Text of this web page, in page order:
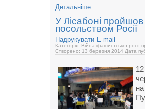
Детальніше...
У Лісабоні пройшов
посольством Росії
Надрукувати E-mail
Категорія: Війна фашистської росії
Створено: 13 березня 2014 Дата